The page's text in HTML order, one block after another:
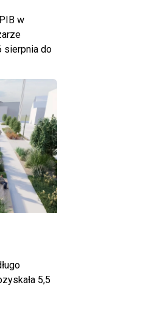
w
sierpnia do
5,5